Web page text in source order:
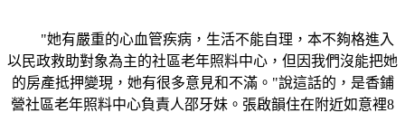
"她有嚴重的心血管疾病，生活不能自理，本不夠格進入
以民政救助對象為主的社區老年照料中心，但因我們沒能把她
的房產抵押變現，她有很多意見和不滿。"說這話的，是香鋪
營社區老年照料中心負責人邵牙妹。張啟韻住在附近如意裡8